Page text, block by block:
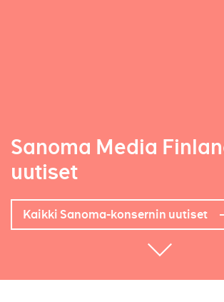
Sanoma Media
uutiset
Kaikki Sanoma-konsernin uutiset